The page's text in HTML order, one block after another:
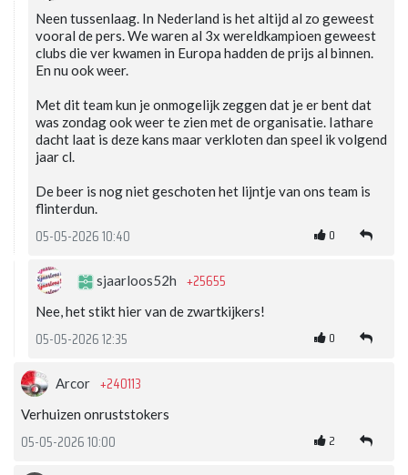
Neen tussenlaag. In Nederland is het altijd al zo geweest
vooral de pers. We waren al 3x wereldkampioen geweest
clubs die ver kwamen in Europa hadden de prijs al binnen.
En nu ook weer.
Met dit team kun je onmogelijk zeggen dat je er bent dat
was zondag ook weer te zien met de organisatie. Iathare
dacht laat is deze kans maar verkloten dan speel ik volgend
jaar cl.
De beer is nog niet geschoten het lijntje van ons team is
flinterdun.
05-05-2026 10:40 0
sjaarloos52h +25655
Nee, het stikt hier van de zwartkijkers!
05-05-2026 12:35 0
Arcor +240113
Verhuizen onruststokers
05-05-2026 10:00 2